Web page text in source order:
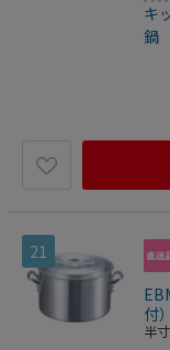
に
熱
か
作
に
キ
鍋
21
付
半